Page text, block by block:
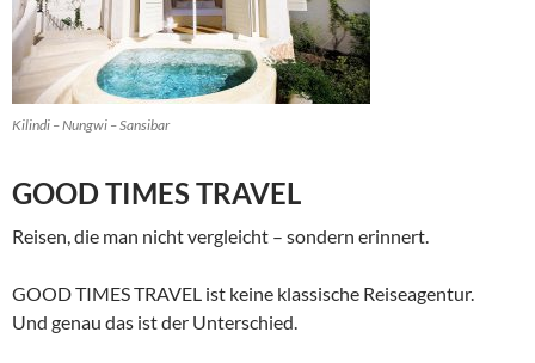
Kilindi – Nungwi – Sansibar
GOOD TIMES TRAVEL
Reisen, die man nicht vergleicht – sondern erinnert.
GOOD TIMES TRAVEL ist keine klassische Reiseagentur.
Und genau das ist der Unterschied.